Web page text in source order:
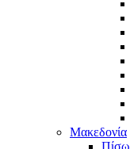
Μακεδονία
Πίσω